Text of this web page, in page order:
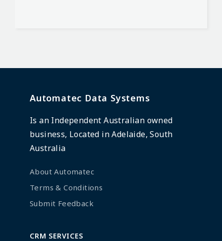
Automatec Data Systems
Is an Independent Australian owned
business, Located in Adelaide, South
Australia
About Automatec
Terms & Conditions
Submit Feedback
CRM SERVICES